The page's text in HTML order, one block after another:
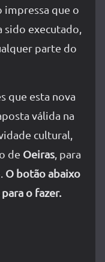
impressa que o
executado,
parte do
que esta nova
válida na
cultural,
de Oeiras , para
O botão abaixo
o fazer.